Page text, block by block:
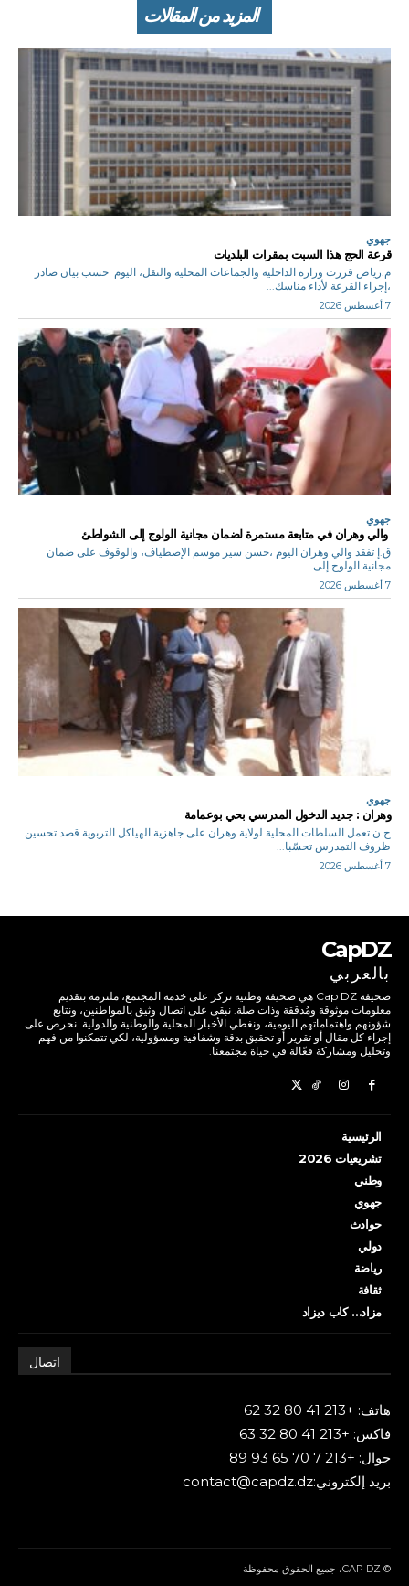
المزيد من المقالات
جهوي
قرعة الحج هذا السبت بمقرات البلديات
م.رياض قررت وزارة الداخلية والجماعات المحلية والنقل، اليوم حسب بيان صادر
،إجراء القرعة لأداء مناسك...
7 أغسطس 2026
جهوي
والي وهران في متابعة مستمرة لضمان مجانية الولوج إلى الشواطئ
ق.إ تفقد والي وهران اليوم ،حسن سير موسم الإصطياف، والوقوف على ضمان
مجانية الولوج إلى...
7 أغسطس 2026
جهوي
وهران : جديد الدخول المدرسي بحي بوعمامة
ح.ن تعمل السلطات المحلية لولاية وهران على جاهزية الهياكل التربوية قصد تحسين
ظروف التمدرس تحسّبا...
7 أغسطس 2026
CapDZ
بالعربي
صحيفة Cap DZ هي صحيفة وطنية تركز على خدمة المجتمع، ملتزمة بتقديم
معلومات موثوقة ومُدققة وذات صلة. نبقى على اتصال وثيق بالمواطنين، ونتابع
شؤونهم واهتماماتهم اليومية، ونغطي الأخبار المحلية والوطنية والدولية. نحرص على
إجراء كل مقال أو تقرير أو تحقيق بدقة وشفافية ومسؤولية، لكي تتمكنوا من فهم
وتحليل ومشاركة فعّالة في حياة مجتمعنا.
الرئيسية
تشريعيات 2026
وطني
جهوي
حوادث
دولي
رياضة
ثقافة
مزاد… كاب ديزاد
اتصال
هاتف: +213 41 80 32 62
فاكس: +213 41 80 32 63
جوال: +213 7 70 65 93 89
بريد إلكتروني:contact@capdz.dz
© CAP DZ، جميع الحقوق محفوظة